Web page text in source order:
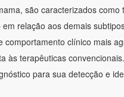
são caracterizados como
relação aos demais
comportamento clínico mais
às terapêuticas
para sua detecção e